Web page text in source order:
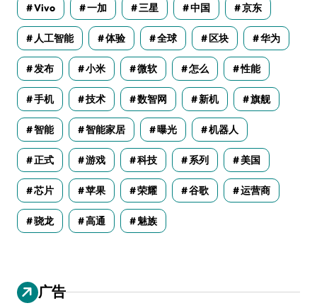
Vivo 一加 三星 中国 京东
人工智能 体验 全球 区块 华为
发布 小米 微软 怎么 性能
手机 技术 数智网 新机 旗舰
智能 智能家居 曝光 机器人
正式 游戏 科技 系列 美国
芯片 苹果 荣耀 谷歌 运营商
骁龙 高通 魅族
广告